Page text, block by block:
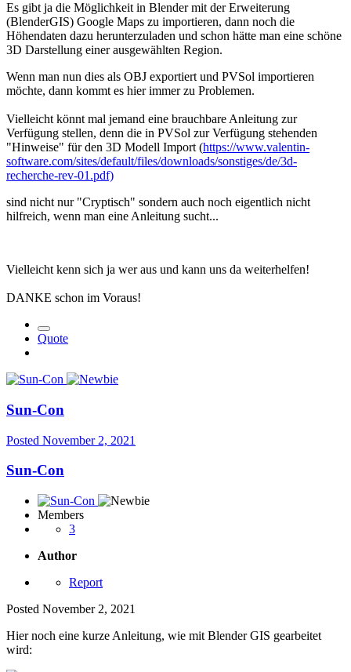
Es gibt ja die Möglichkeit in Blender mit der Erweiterung
(BlenderGIS) Google Maps zu importieren, dann noch die
Höhendaten dazu herunterzuladen und schon hätte man eine schöne
3D Darstellung einer ausgewählten Region.
Wenn man nun dies als OBJ exportiert und PVSol importieren
möchte, dann kommt es hier immer zu Problemen.
Vielleicht könnt mal jemand eine brauchbare Anleitung zur
Verfügung stellen, denn die in PVSol zur Verfügung stehenden
"Hinweise" für den 3D Modell Import (https://www.valentin-
software.com/sites/default/files/downloads/sonstiges/de/3d-
recherche-rev-01.pdf)
sind nicht nur "Cryptisch" sondern auch noch eigentlich nicht
hilfreich, wenn man eine Anleitung sucht...
Vielleicht kenn sich ja wer aus und kann uns da weiterhelfen!
DANKE schon im Voraus!
Quote
Sun-Con
Posted November 2, 2021
Sun-Con
Members
3
Author
Report
Posted November 2, 2021
Hier noch eine kurze Anleitung, wie mit Blender GIS gearbeitet
wird: